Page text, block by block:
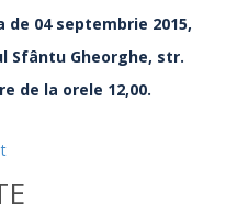
de 04 septembrie 2015,
Sfântu Gheorghe, str.
de la orele 12,00.